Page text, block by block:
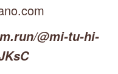
@mi-tu-hi-